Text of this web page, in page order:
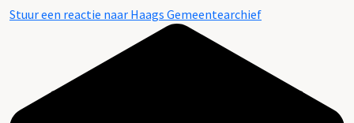
Stuur een reactie naar Haags Gemeentearchief